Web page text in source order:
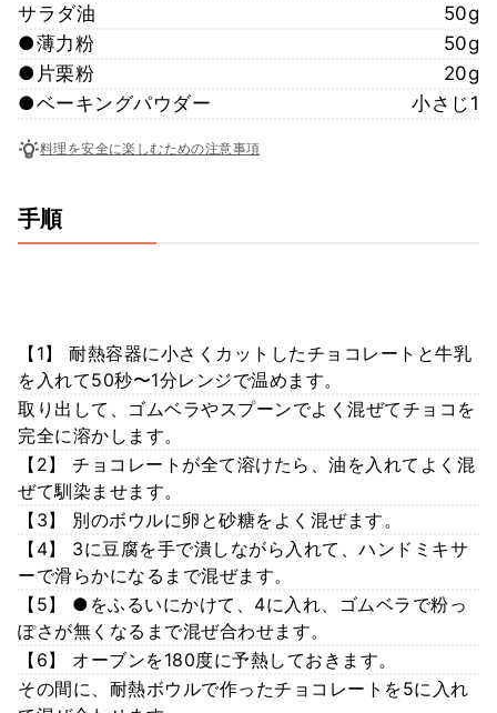
サラダ油
50g
●薄力粉
50g
●片栗粉
20g
●ベーキングパウダー
小さじ1
料理を安全に楽しむための注意事項
手順
【1】 耐熱容器に小さくカットしたチョコレートと牛乳
を入れて50秒〜1分レンジで温めます。
取り出して、ゴムベラやスプーンでよく混ぜてチョコを
完全に溶かします。
【2】 チョコレートが全て溶けたら、油を入れてよく混
ぜて馴染ませます。
【3】 別のボウルに卵と砂糖をよく混ぜます。
【4】 3に豆腐を手で潰しながら入れて、ハンドミキサ
ーで滑らかになるまで混ぜます。
【5】 ●をふるいにかけて、4に入れ、ゴムベラで粉っ
ぽさが無くなるまで混ぜ合わせます。
【6】 オーブンを180度に予熱しておきます。
その間に、耐熱ボウルで作ったチョコレートを5に入れ